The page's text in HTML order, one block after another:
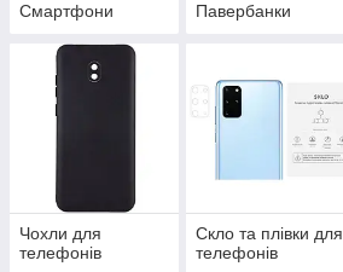
Смартфони Павербанки
Чохли для
телефонів
Скло та плівки для
телефонів